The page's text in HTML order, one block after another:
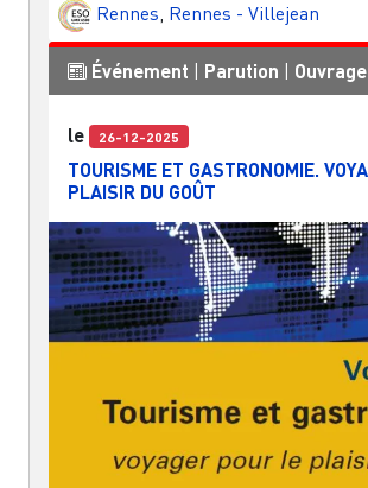
Rennes, Rennes - Villejean
Événement Parution Ouvrage
le 26-12-2025
TOURISME ET GASTRONOMIE.
PLAISIR DU GOÛT